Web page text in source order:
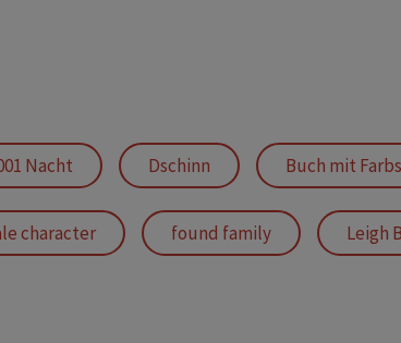
Nacht Dschinn Buch mit
character found family Leigh